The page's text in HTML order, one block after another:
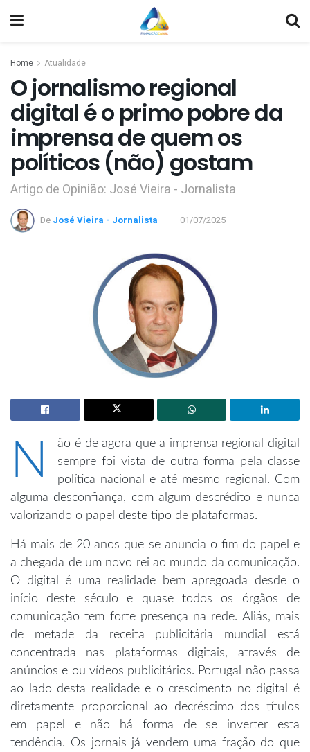
Home Atualidade
O jornalismo regional
digital é o primo pobre da
imprensa de quem os
políticos (não) gostam
Artigo de Opinião: José Vieira - Jornalista
De José Vieira - Jornalista 01/07/2025
N
ão é de agora que a imprensa regional digital
sempre foi vista de outra forma pela classe
política nacional e até mesmo regional. Com
alguma desconfiança, com algum descrédito e nunca
valorizando o papel deste tipo de plataformas.
Há mais de 20 anos que se anuncia o fim do papel e
a chegada de um novo rei ao mundo da comunicação.
O digital é uma realidade bem apregoada desde o
início deste século e quase todos os órgãos de
comunicação tem forte presença na rede. Aliás, mais
de metade da receita publicitária mundial está
concentrada nas plataformas digitais, através de
anúncios e ou vídeos publicitários. Portugal não passa
ao lado desta realidade e o crescimento no digital é
diretamente proporcional ao decréscimo dos títulos
em papel e não há forma de se inverter esta
tendência. Os jornais já vendem uma fração do que